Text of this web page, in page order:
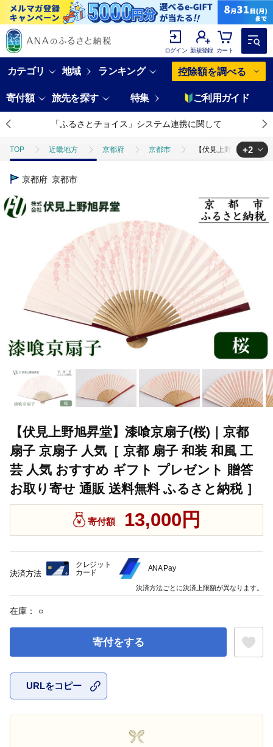
ログイン 新規登録 カート
カテゴリ 地域 ランキング 控除額を調べる
寄付額 旅先を探す 特集 ご利用ガイド
「ふるさとチョイス」システム連携に関して
TOP 近畿地方 京都府 京都市 【伏見上野旭昇堂】
TOP
TOP 【伏見上野旭昇堂】漆喰京扇子(
+2
京都府 京都市
【伏見上野旭昇堂】漆喰京扇子(桜)｜京都
扇子 京扇子 人気［ 京都 扇子 和装 和風 工
芸 人気 おすすめ ギフト プレゼント 贈答
お取り寄せ 通販 送料無料 ふるさと納税 ］
寄付額 13,000円
在庫： ○
寄付をする
URLをコピー
決済方法
クレジット
カード
ANA Pay
決済方法ごとに決済上限額が異なります。